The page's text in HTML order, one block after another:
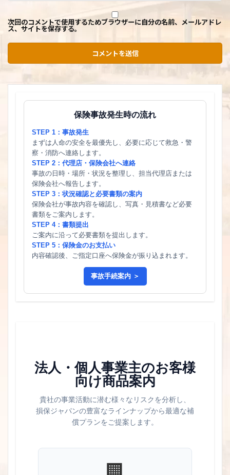
次回のコメントで使用するためブラウザーに自分の名前、メールアドレ
ス、サイトを保存する。
保険事故発生時の流れ
STEP 1：事故発生
まずは人命の安全を最優先し、必要に応じて救急・警
察・消防へ連絡します。
STEP 2：代理店・保険会社へ連絡
事故の日時・場所・状況を整理し、担当代理店または
保険会社へ報告します。
STEP 3：状況確認と必要書類の案内
保険会社が事故内容を確認し、写真・見積書など必要
書類をご案内します。
STEP 4：書類提出
ご案内に沿って必要書類を提出します。
STEP 5：保険金のお支払い
内容確認後、ご指定口座へ保険金が振り込まれます。
事故手続案内 ＞
法人・個人事業主のお客様
向け商品案内
貴社の事業活動に潜む様々なリスクを分析し、
損保ジャパンの豊富なラインナップから最適な補
償プランをご提案します。